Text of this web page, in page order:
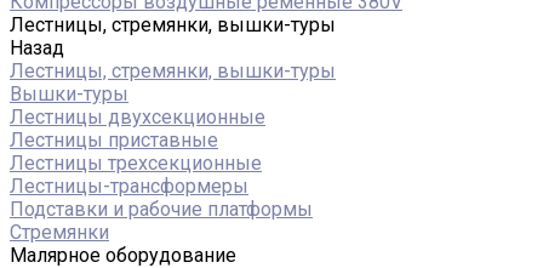
Лестницы, стремянки, вышки-туры
Назад
Лестницы, стремянки, вышки-туры
Вышки-туры
Лестницы двухсекционные
Лестницы приставные
Лестницы трехсекционные
Лестницы-трансформеры
Подставки и рабочие платформы
Стремянки
Малярное оборудование